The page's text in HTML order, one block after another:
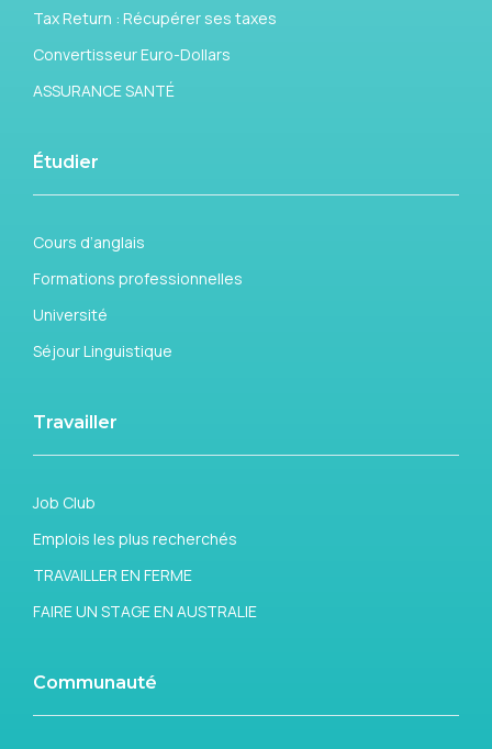
Tax Return : Récupérer ses taxes
Convertisseur Euro-Dollars
ASSURANCE SANTÉ
Étudier
Cours d’anglais
Formations professionnelles
Université
Séjour Linguistique
Travailler
Job Club
Emplois les plus recherchés
TRAVAILLER EN FERME
FAIRE UN STAGE EN AUSTRALIE
Communauté